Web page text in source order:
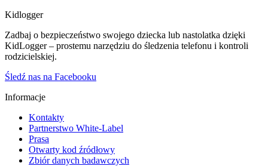
Kidlogger
Zadbaj o bezpieczeństwo swojego dziecka lub nastolatka dzięki
KidLogger – prostemu narzędziu do śledzenia telefonu i kontroli
rodzicielskiej.
Śledź nas na Facebooku
Informacje
Kontakty
Partnerstwo White-Label
Prasa
Otwarty kod źródłowy
Zbiór danych badawczych